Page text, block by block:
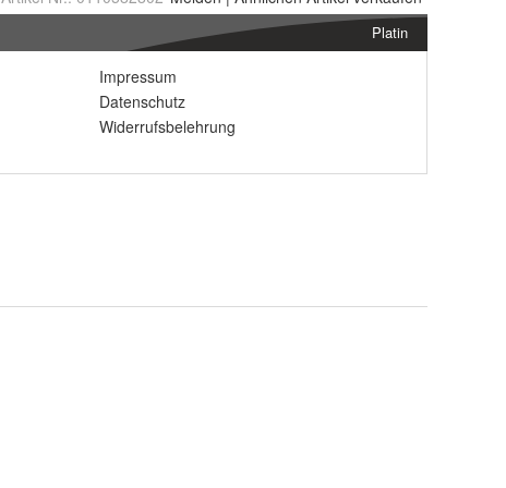
Platin
Impressum
Datenschutz
Widerrufsbelehrung